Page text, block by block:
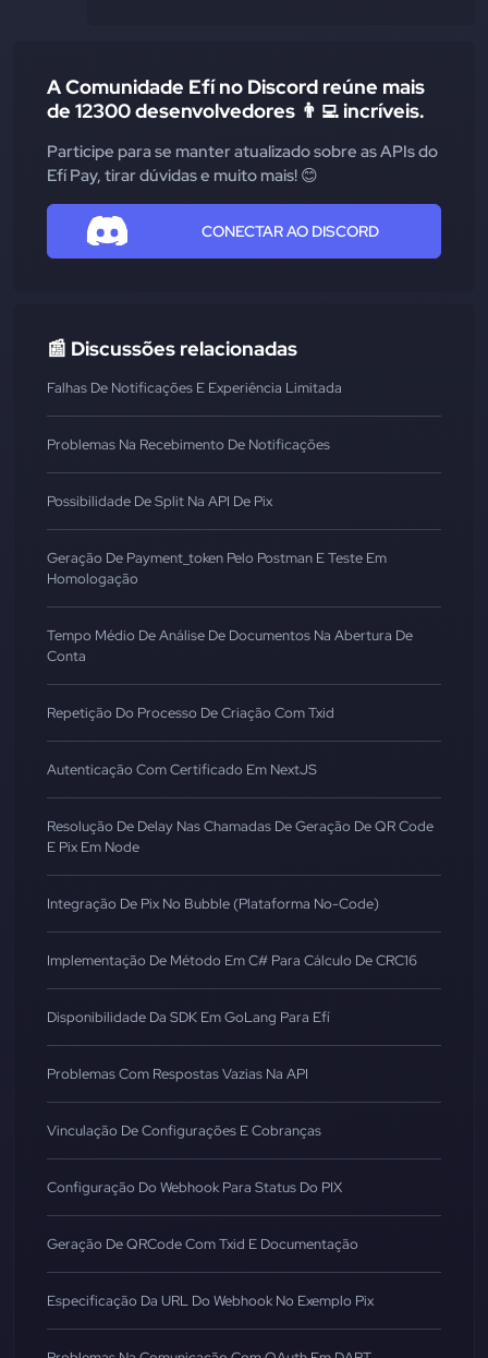
A Comunidade Efí no Discord reúne mais
de 12300 desenvolvedores 👨‍💻 incríveis.
Participe para se manter atualizado sobre as APIs do
Efí Pay, tirar dúvidas e muito mais! 😊
CONECTAR AO DISCORD
📰 Discussões relacionadas
Falhas De Notificações E Experiência Limitada
Problemas Na Recebimento De Notificações
Possibilidade De Split Na API De Pix
Geração De Payment_token Pelo Postman E Teste Em
Homologação
Tempo Médio De Análise De Documentos Na Abertura De
Conta
Repetição Do Processo De Criação Com Txid
Autenticação Com Certificado Em NextJS
Resolução De Delay Nas Chamadas De Geração De QR Code
E Pix Em Node
Integração De Pix No Bubble (Plataforma No-Code)
Implementação De Método Em C# Para Cálculo De CRC16
Disponibilidade Da SDK Em GoLang Para Efí
Problemas Com Respostas Vazias Na API
Vinculação De Configurações E Cobranças
Configuração Do Webhook Para Status Do PIX
Geração De QRCode Com Txid E Documentação
Especificação Da URL Do Webhook No Exemplo Pix